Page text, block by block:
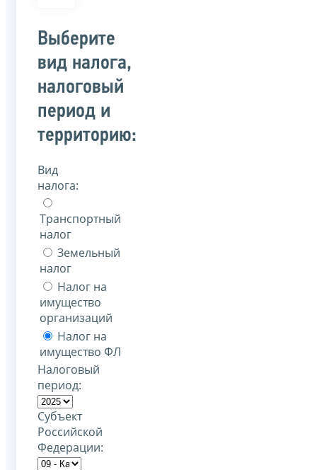
Выберите
вид налога,
налоговый
период и
территорию:
Вид
налога:
Транспортный
налог
Земельный
налог
Налог на
имущество
организаций
Налог на
имущество ФЛ
Налоговый
период:
Субъект
Российской
Федерации: